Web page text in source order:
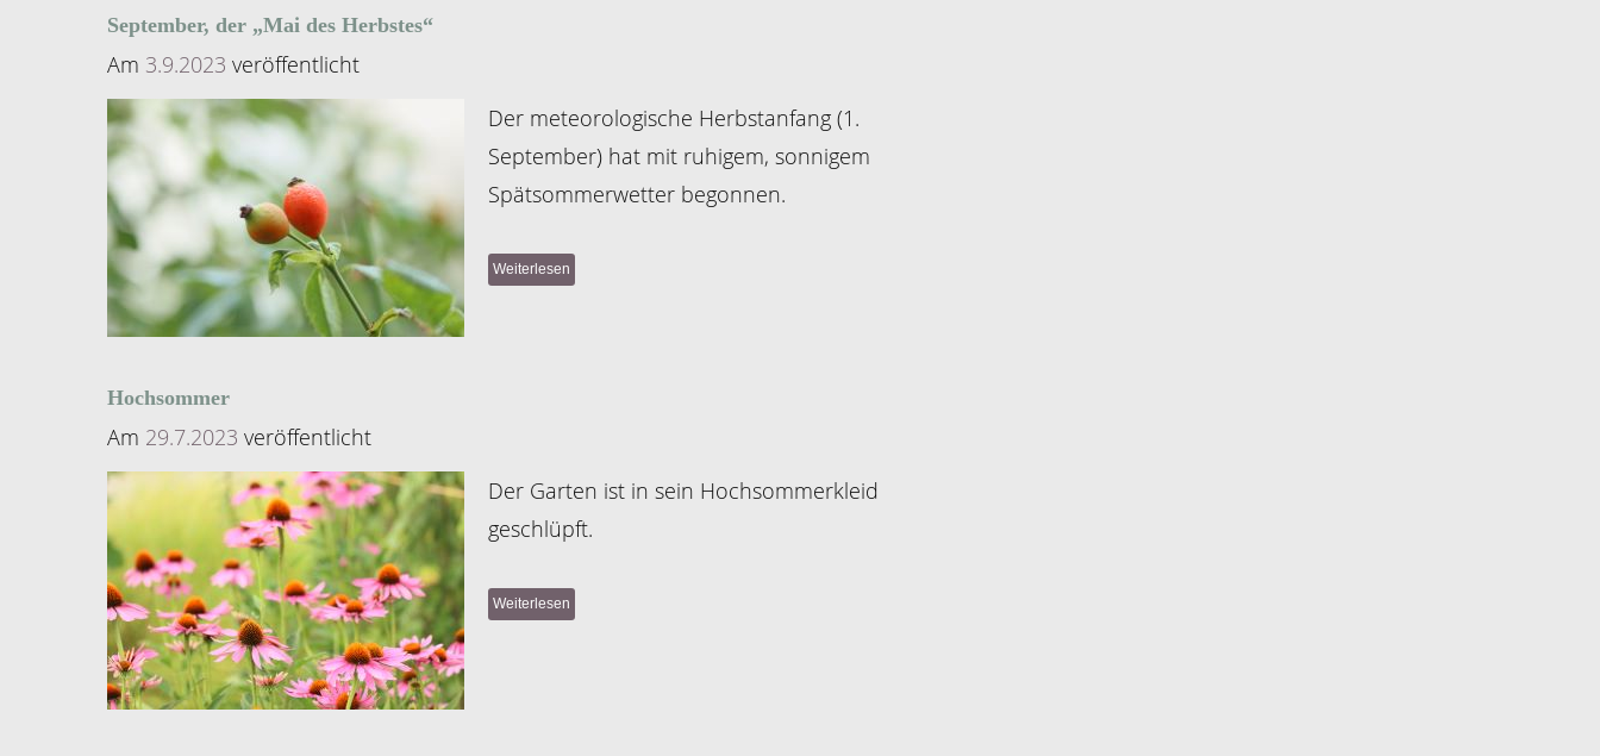
September, der „Mai des Herbstes“
Am 3.9.2023 veröffentlicht
Der meteorologische Herbstanfang (1.
September) hat mit ruhigem, sonnigem
Spätsommerwetter begonnen.
Weiterlesen
Hochsommer
Am 29.7.2023 veröffentlicht
Der Garten ist in sein Hochsommerkleid
geschlüpft.
Weiterlesen